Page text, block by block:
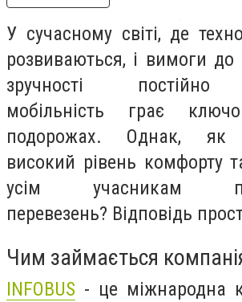
У сучасному світі, де
розвиваються, і вимоги до
зручності постійно
мобільність грає
подорожах. Однак, як
високий рівень комфорту
усім учасникам
перевезень? Відповідь
Чим займається
INFOBUS - це міжнародна